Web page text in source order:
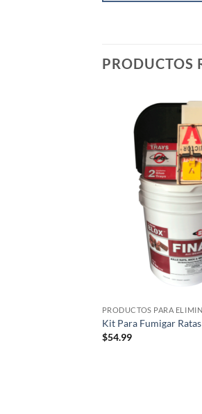
PRODUCTOS
Kit Para Fumigar
$54.99